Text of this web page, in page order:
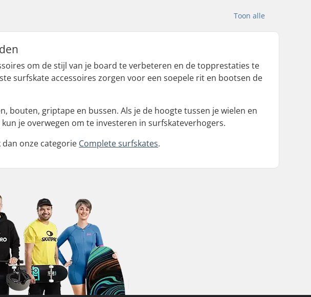
Toon alle
om de stijl van je board te verbeteren en de topprestaties te
surfskate accessoires zorgen voor een soepele rit en bootsen de
bouten, griptape en bussen. Als je de hoogte tussen je wielen en
je overwegen om te investeren in surfskateverhogers.
onze categorie Complete surfskates.